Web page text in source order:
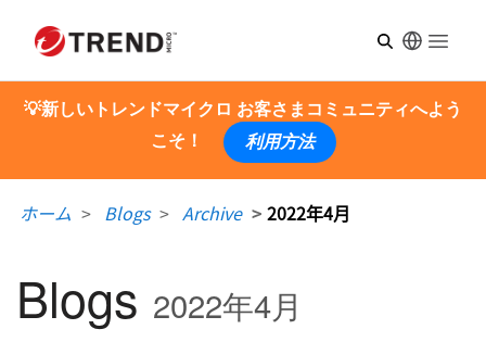
Open
💡新しいトレンドマイクロ お客さまコミュニティへよう
こそ！
利用方法
ホーム Blogs Archive 2022年4月
Blogs 2022年4月